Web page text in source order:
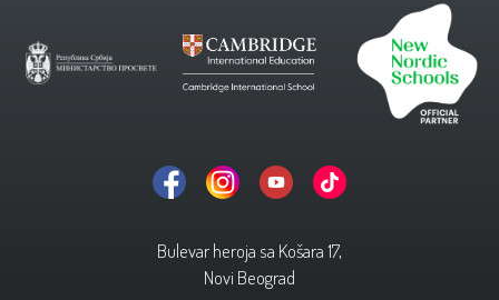
Bulevar heroja sa Košara 17,
Novi Beograd